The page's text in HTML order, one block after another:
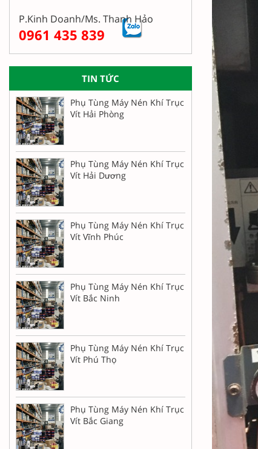
P.Kinh Doanh/Ms. Thanh Hảo
0961 435 839
TIN TỨC
Phụ Tùng Máy Nén Khí Trục
Vít Hải Phòng
Phụ Tùng Máy Nén Khí Trục
Vít Hải Dương
Phụ Tùng Máy Nén Khí Trục
Vít Vĩnh Phúc
Phụ Tùng Máy Nén Khí Trục
Vít Bắc Ninh
Phụ Tùng Máy Nén Khí Trục
Vít Phú Thọ
Phụ Tùng Máy Nén Khí Trục
Vít Bắc Giang